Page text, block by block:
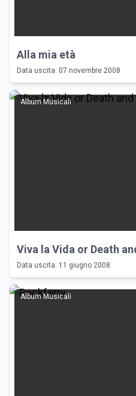
Alla mia età
Data uscita: 07 novembre 2008
Album Musicali
Viva la Vida or Death
Data uscita: 11 giugno 2008
Album Musicali